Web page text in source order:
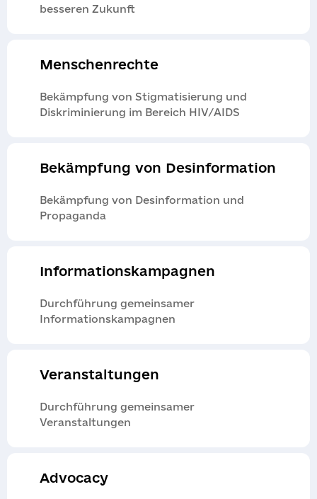
besseren Zukunft
Menschenrechte
Bekämpfung von Stigmatisierung und
Diskriminierung im Bereich HIV/AIDS
Bekämpfung von Desinformation
Bekämpfung von Desinformation und
Propaganda
Informationskampagnen
Durchführung gemeinsamer
Informationskampagnen
Veranstaltungen
Durchführung gemeinsamer
Veranstaltungen
Advocacy